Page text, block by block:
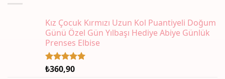
Kız Çocuk Kırmızı Uzun Kol Puantiyeli Doğum
Günü Özel Gün Yılbaşı Hediye Abiye Günlük
Prenses Elbise
5 üzerinden
₺360,90